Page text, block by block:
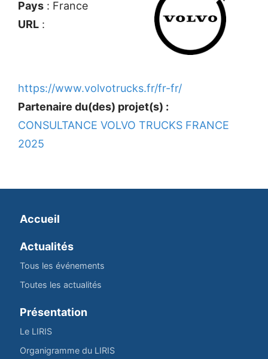
Pays : France
URL :
https://www.volvotrucks.fr/fr-fr/
Partenaire du(des) projet(s) :
CONSULTANCE VOLVO TRUCKS FRANCE
2025
Accueil
Actualités
Tous les événements
Toutes les actualités
Présentation
Le LIRIS
Organigramme du LIRIS